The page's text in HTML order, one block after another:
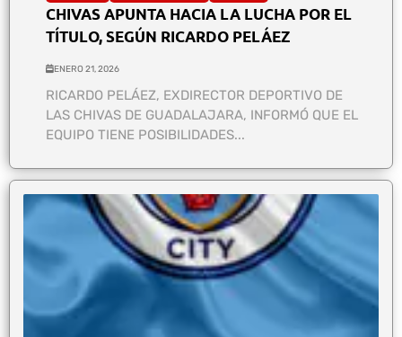
CHIVAS APUNTA HACIA LA LUCHA POR EL
TÍTULO, SEGÚN RICARDO PELÁEZ
ENERO 21, 2026
RICARDO PELÁEZ, EXDIRECTOR DEPORTIVO DE
LAS CHIVAS DE GUADALAJARA, INFORMÓ QUE EL
EQUIPO TIENE POSIBILIDADES...